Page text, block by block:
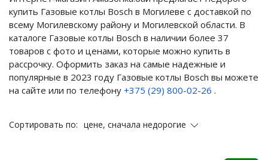
купить Газовые котлы Bosch в Могилеве с доставкой по
всему Могилевскому району и Могилевской области. В
каталоге Газовые котлы Bosch в наличии более 37
товаров с фото и ценами, которые можно купить в
рассрочку. Оформить заказ на самые надежные и
популярные в 2023 году Газовые котлы Bosch вы можете
на сайте или по телефону +375 (29) 800-02-26 .
Сортировать по: цене, сначала недорогие